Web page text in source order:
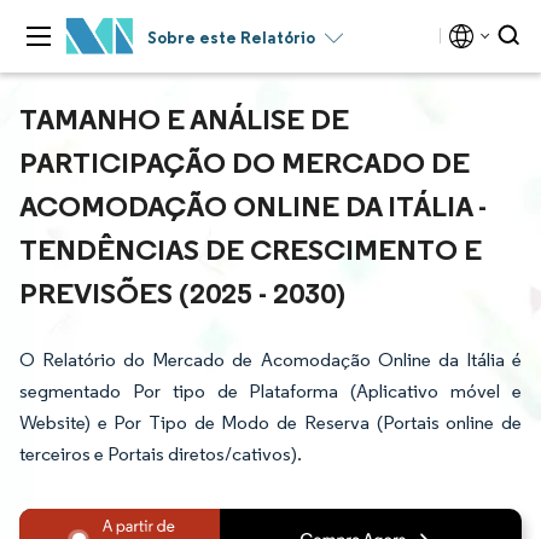
Sobre este Relatório
TAMANHO E ANÁLISE DE
PARTICIPAÇÃO DO MERCADO DE
ACOMODAÇÃO ONLINE DA ITÁLIA -
TENDÊNCIAS DE CRESCIMENTO E
PREVISÕES (2025 - 2030)
O Relatório do Mercado de Acomodação Online da Itália é
segmentado Por tipo de Plataforma (Aplicativo móvel e
Website) e Por Tipo de Modo de Reserva (Portais online de
terceiros e Portais diretos/cativos).